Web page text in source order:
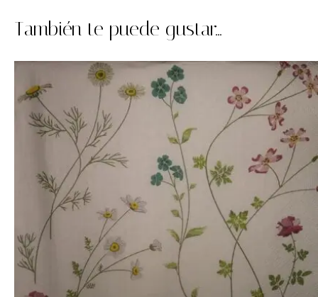
También te puede gustar...